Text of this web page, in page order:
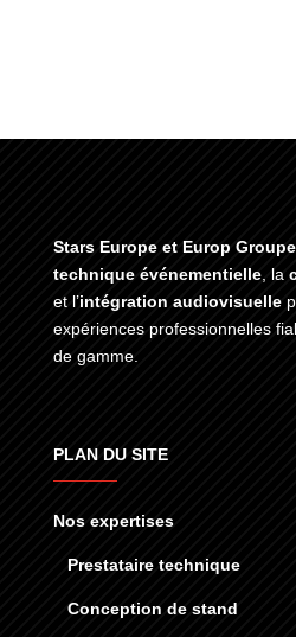
Stars Europe et Europ Groupe
technique événementielle, la
et l’intégration audiovisuelle
expériences professionnelles
de gamme.
PLAN DU SITE
Nos expertises
Prestataire technique
Conception de stand